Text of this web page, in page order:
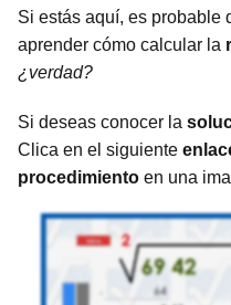
Si estás aquí, es probable
aprender cómo calcular la
¿verdad?
Si deseas conocer la
Clica en el siguiente
procedimiento en una